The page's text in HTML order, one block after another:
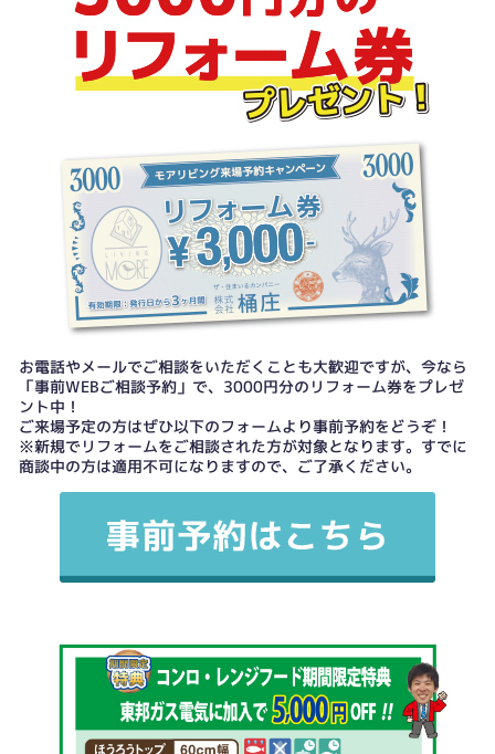
お電話やメールでご相談をいただくことも大歓迎ですが、今なら
「事前WEBご相談予約」で、3000円分のリフォーム券をプレゼ
ント中！
ご来場予定の方はぜひ以下のフォームより事前予約をどうぞ！
※新規でリフォームをご相談された方が対象となります。すでに
商談中の方は適用不可になりますので、ご了承ください。